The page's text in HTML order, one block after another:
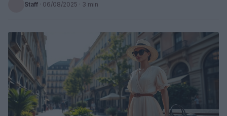
Staff · 06/08/2025 · 3 min